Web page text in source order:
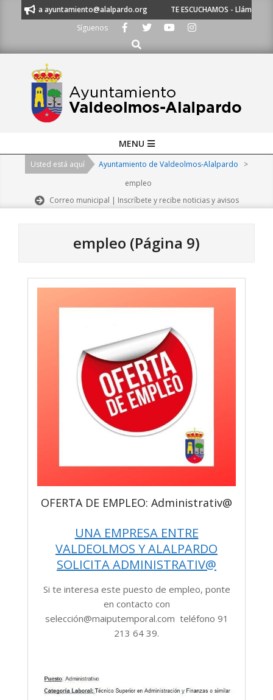
a ayuntamiento@alalpardo.org
TE ESCUCHAMOS - Llámanos
Síguenos
Buscar
Navigation
MENU
Usted está aquí Ayuntamiento de Valdeolmos-Alalpardo
>
empleo
Correo municipal | Inscríbete y recibe noticias y avisos
empleo (Página 9)
OFERTA DE EMPLEO: Administrativ@
UNA EMPRESA ENTRE
VALDEOLMOS Y ALALPARDO
SOLICITA ADMINISTRATIV@
Si te interesa este puesto de empleo, ponte
en contacto con
selección@maiputemporal.com teléfono 91
213 64 39.